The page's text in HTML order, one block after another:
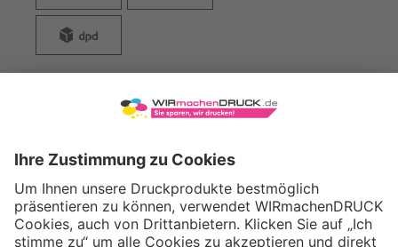
WIRmachenDRUCK GmbH
71522 Backnang
Tel.: +49 (0) 711 995 982 - 20
Fax: +49 (0) 711 995 982 - 21